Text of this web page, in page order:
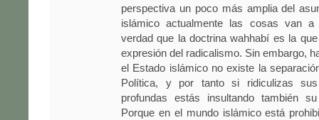
perspectiva un poco más amplia del
islámico actualmente las cosas van
verdad que la doctrina wahhabí es la
expresión del radicalismo. Sin embargo,
el Estado islámico no existe la
Política, y por tanto si ridiculizas
profundas estás insultando también
Porque en el mundo islámico está